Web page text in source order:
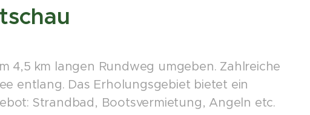
4,5 km langen Rundweg umgeben. Zahlreiche
entlang. Das Erholungsgebiet bietet ein
Strandbad, Bootsvermietung, Angeln etc.